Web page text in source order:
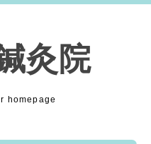
灸院
homepage